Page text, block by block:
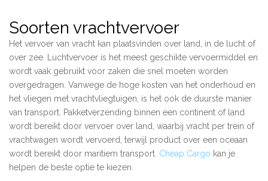
Soorten vrachtvervoer
Het vervoer van vracht kan plaatsvinden over land, in de lucht of
over zee. Luchtvervoer is het meest geschikte vervoermiddel en
wordt vaak gebruikt voor zaken die snel moeten worden
overgedragen. Vanwege de hoge kosten van het onderhoud en
het vliegen met vrachtvliegtuigen, is het ook de duurste manier
van transport. Pakketverzending binnen een continent of land
wordt bereikt door vervoer over land, waarbij vracht per trein of
vrachtwagen wordt vervoerd, terwijl product over een oceaan
wordt bereikt door maritiem transport. Cheap Cargo kan je
helpen de beste optie te kiezen.